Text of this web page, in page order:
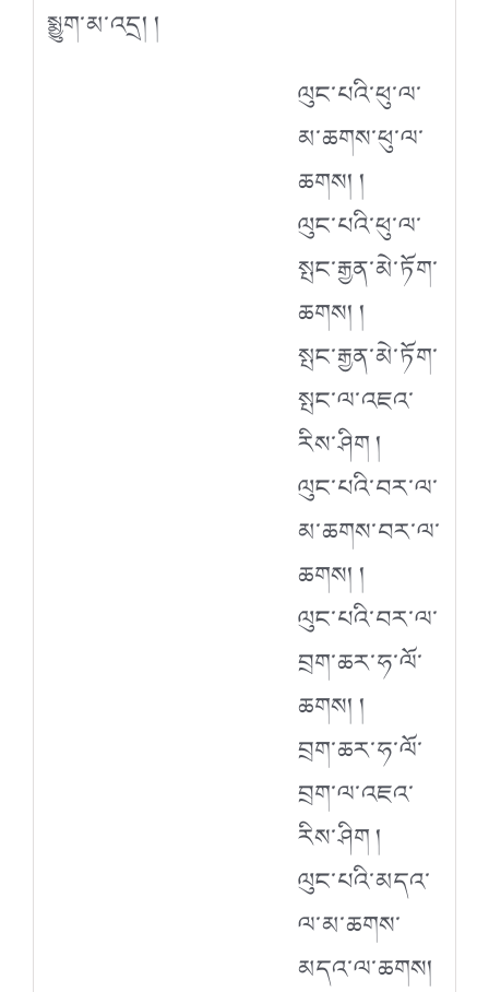
སྨྱུག་མ་འདྲ། །
ལུང་པའི་ཕུ་ལ་
མ་ཆགས་ཕུ་ལ་
ཆགས། །
ལུང་པའི་ཕུ་ལ་
སྤང་རྒྱན་མེ་ཏོག་
ཆགས། །
སྤང་རྒྱན་མེ་ཏོག་
སྤང་ལ་འཇའ་
རིས་ཤིག །
ལུང་པའི་བར་ལ་
མ་ཆགས་བར་ལ་
ཆགས། །
ལུང་པའི་བར་ལ་
བྲག་ཆར་ཧ་ལོ་
ཆགས། །
བྲག་ཆར་ཧ་ལོ་
བྲག་ལ་འཇའ་
རིས་ཤིག །
ལུང་པའི་མདའ་
ལ་མ་ཆགས་
མདའ་ལ་ཆགས།